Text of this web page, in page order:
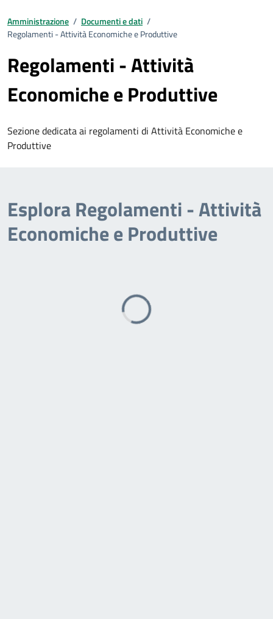
Amministrazione / Documenti e dati /
Regolamenti - Attività Economiche e Produttive
Regolamenti - Attività
Economiche e Produttive
Sezione dedicata ai regolamenti di Attività Economiche e
Produttive
Esplora Regolamenti - Attività
Economiche e Produttive
Caricamento...